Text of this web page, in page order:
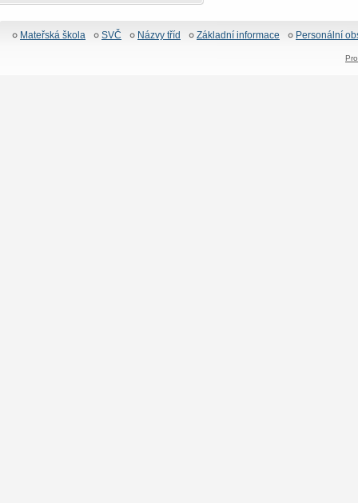
Mateřská škola SVČ Názvy tříd Základní informace Personální